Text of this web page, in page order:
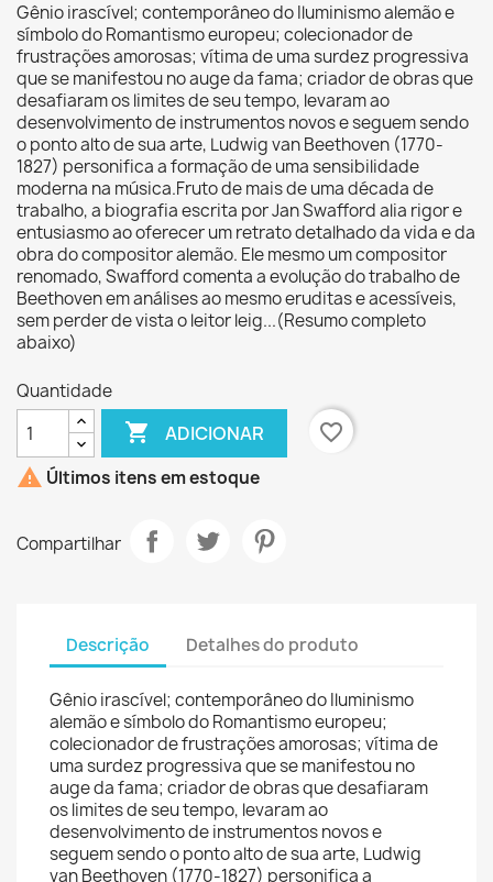
Gênio irascível; contemporâneo do Iluminismo alemão e
símbolo do Romantismo europeu; colecionador de
frustrações amorosas; vítima de uma surdez progressiva
que se manifestou no auge da fama; criador de obras que
desafiaram os limites de seu tempo, levaram ao
desenvolvimento de instrumentos novos e seguem sendo
o ponto alto de sua arte, Ludwig van Beethoven (1770-
1827) personifica a formação de uma sensibilidade
moderna na música.Fruto de mais de uma década de
trabalho, a biografia escrita por Jan Swafford alia rigor e
entusiasmo ao oferecer um retrato detalhado da vida e da
obra do compositor alemão. Ele mesmo um compositor
renomado, Swafford comenta a evolução do trabalho de
Beethoven em análises ao mesmo eruditas e acessíveis,
sem perder de vista o leitor leig...(Resumo completo
abaixo)
Quantidade
 ADICIONAR
favorite_border
 Últimos itens em estoque
Compartilhar
Descrição Detalhes do produto
Gênio irascível; contemporâneo do Iluminismo
alemão e símbolo do Romantismo europeu;
colecionador de frustrações amorosas; vítima de
uma surdez progressiva que se manifestou no
auge da fama; criador de obras que desafiaram
os limites de seu tempo, levaram ao
desenvolvimento de instrumentos novos e
seguem sendo o ponto alto de sua arte, Ludwig
van Beethoven (1770-1827) personifica a